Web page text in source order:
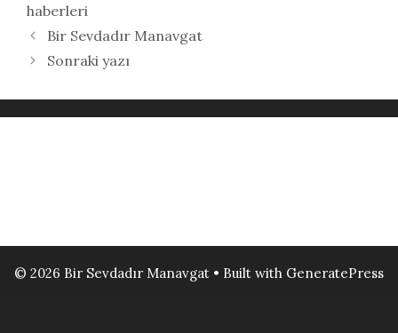
haberleri
Bir Sevdadır Manavgat
Sonraki yazı
© 2026 Bir Sevdadır Manavgat • Built with GeneratePress